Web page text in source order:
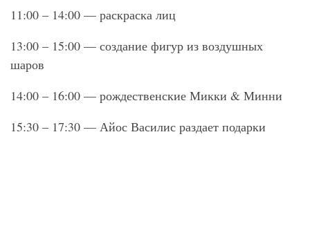
11:00 – 14:00 — раскраска лиц
13:00 – 15:00 — создание фигур из воздушных
шаров
14:00 – 16:00 — рождественские Микки & Минни
15:30 – 17:30 — Айос Василис раздает подарки